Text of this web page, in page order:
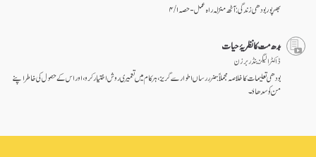
بھرپور بودھی زندگی: آٹھ منزلہ راہ عمل - حصہ ۱ / ۴
بدھ مت کا نظریۂ حیات
ڈاکٹر الیگزینڈر برزن
بودھی تعلیمات کا خلاصہ مجملاً: ضرر رساں اطوار سے گریز، ہر کام میں تعمیری روش اختیار کرو، اور اس کے حصول کی خاطر اپنے
من کو سدھاؤ۔